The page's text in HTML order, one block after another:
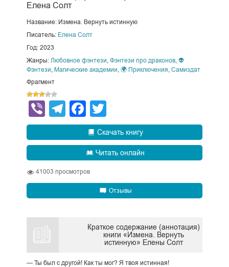
Елена Солт
Название: Измена. Вернуть истинную
Писатель: Елена Солт
Год: 2023
Жанры: Любовное фэнтези Фэнтези про драконов, 👽
Фэнтези Магические академии 🌍 Приключения Самиздат
Фрагмент
ViberTelegram
Facebook
Скачать книгу
Читать онлайн
41003 просмотров
Отзывы
Краткое содержание (аннотация)
книги «Измена. Вернуть
истинную» Елены Солт
— Ты был с другой! Как ты мог? Я твоя истинная!